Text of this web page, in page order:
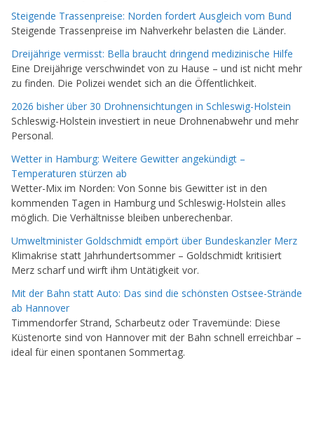
Steigende Trassenpreise: Norden fordert Ausgleich vom Bund
Steigende Trassenpreise im Nahverkehr belasten die Länder.
Dreijährige vermisst: Bella braucht dringend medizinische Hilfe
Eine Dreijährige verschwindet von zu Hause – und ist nicht mehr
zu finden. Die Polizei wendet sich an die Öffentlichkeit.
2026 bisher über 30 Drohnensichtungen in Schleswig-Holstein
Schleswig-Holstein investiert in neue Drohnenabwehr und mehr
Personal.
Wetter in Hamburg: Weitere Gewitter angekündigt –
Temperaturen stürzen ab
Wetter-Mix im Norden: Von Sonne bis Gewitter ist in den
kommenden Tagen in Hamburg und Schleswig-Holstein alles
möglich. Die Verhältnisse bleiben unberechenbar.
Umweltminister Goldschmidt empört über Bundeskanzler Merz
Klimakrise statt Jahrhundertsommer – Goldschmidt kritisiert
Merz scharf und wirft ihm Untätigkeit vor.
Mit der Bahn statt Auto: Das sind die schönsten Ostsee-Strände
ab Hannover
Timmendorfer Strand, Scharbeutz oder Travemünde: Diese
Küstenorte sind von Hannover mit der Bahn schnell erreichbar –
ideal für einen spontanen Sommertag.